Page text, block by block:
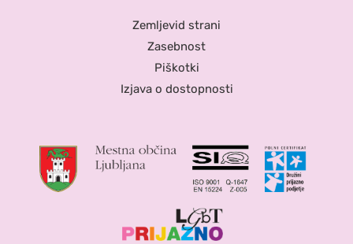
Zemljevid strani
Zasebnost
Piškotki
Izjava o dostopnosti